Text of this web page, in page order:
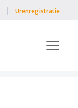
Urenregistratie